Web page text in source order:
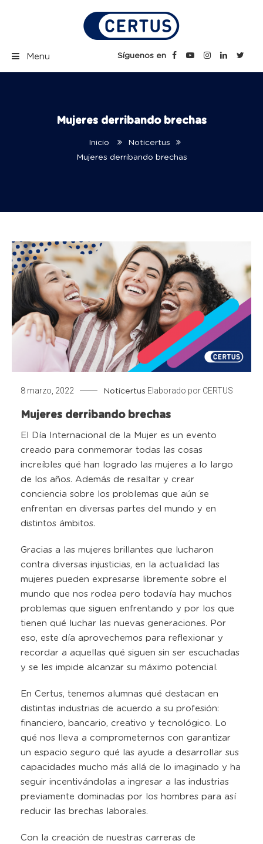
Certus Blog | Carreras
Menu Síguenos en
Mujeres derribando brechas
Inicio
Noticertus
Mujeres derribando brechas
8 marzo, 2022 Noticertus Elaborado por CERTUS
Mujeres derribando brechas
El Día Internacional de la Mujer es un evento
creado para conmemorar todas las cosas
increíbles qué han logrado las mujeres a lo largo
de los años. Además de resaltar y crear
conciencia sobre los problemas que aún se
enfrentan en diversas partes del mundo y en
distintos ámbitos.
Gracias a las mujeres brillantes que lucharon
contra diversas injusticias, en la actualidad las
mujeres pueden expresarse libremente sobre el
mundo que nos rodea pero todavía hay muchos
problemas que siguen enfrentando y por los que
tienen qué luchar las nuevas generaciones. Por
eso, este día aprovechemos para reflexionar y
recordar a aquellas qué siguen sin ser escuchadas
y se les impide alcanzar su máximo potencial.
En Certus, tenemos alumnas qué destacan en
distintas industrias de acuerdo a su profesión:
financiero, bancario, creativo y tecnológico. Lo
qué nos lleva a comprometernos con garantizar
un espacio seguro qué las ayude a desarrollar sus
capacidades mucho más allá de lo imaginado y ha
seguir incentivándolas a ingresar a las industrias
previamente dominadas por los hombres para así
reducir las brechas laborales.
Con la creación de nuestras carreras de